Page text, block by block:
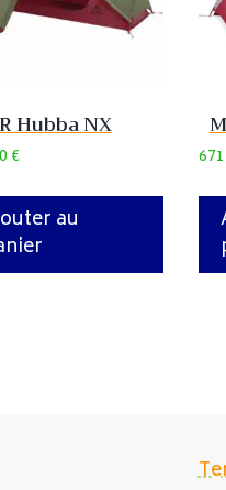
Hubba NX
€
au